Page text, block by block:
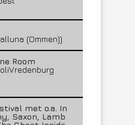
(Ommen))
Room
met o.a. In
Saxon, Lamb